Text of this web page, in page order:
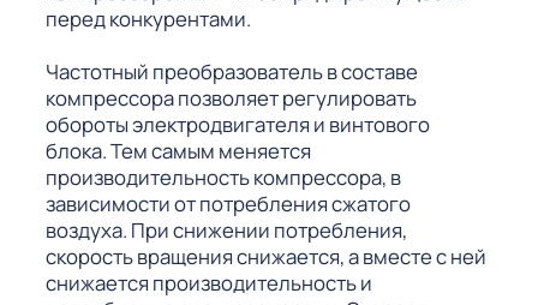
перед конкурентами.
Частотный преобразователь в составе
компрессора позволяет регулировать
обороты электродвигателя и винтового
блока. Тем самым меняется
производительность компрессора, в
зависимости от потребления сжатого
воздуха. При снижении потребления,
скорость вращения снижается, а вместе с ней
снижается производительность и